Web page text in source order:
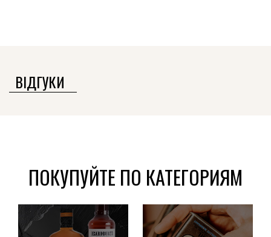
ВІДГУКИ
ПОКУПУЙТЕ ПО КАТЕГОРИЯМ